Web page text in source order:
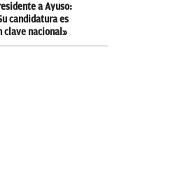
a Ayuso:
candidatura es
clave nacional»